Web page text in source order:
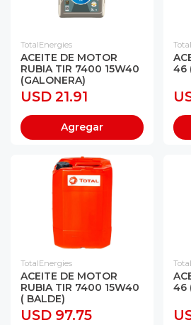
TotalEnergies
ACEITE DE MOTOR
RUBIA TIR 7400 15W40
(GALONERA)
USD 21.91
Agregar
46
TotalEnergies
ACEITE DE MOTOR
RUBIA TIR 7400 15W40
( BALDE)
USD 97.75
46